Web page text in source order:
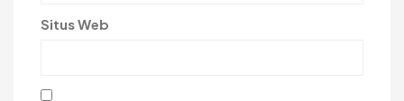
Situs Web